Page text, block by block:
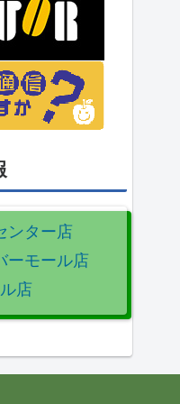
ンター店
ーモール店
店